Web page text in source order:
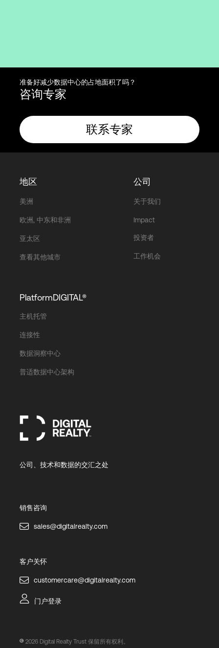
准备好减少数据中心的占地面积了吗？
咨询专家
联系专家
地区
美洲
欧洲, 中东和非洲
亚太区
查看其他城市
公司
关于我们
Impact
投资者
工作机会
PlatformDIGITAL®
主机托管
连接性
数据洞察中心
普适数据中心架构
公司、技术和数据的交汇之处
销售咨询
sales@digitalrealty.com
客户关怀
customercare@digitalrealty.com
门户登录
2026 Digital Realty Trust 保留所有权利。